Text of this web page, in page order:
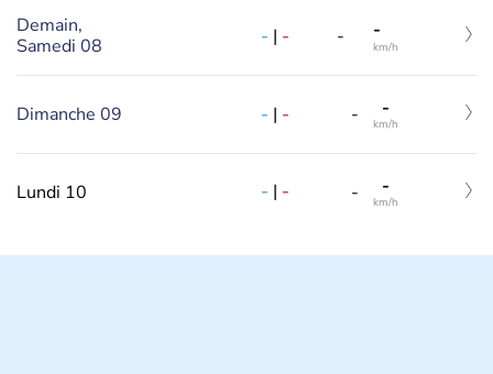
Demain,
Samedi 08
- | - - -
km/h
Dimanche 09 - | - - -
km/h
Lundi 10 - | - - -
km/h